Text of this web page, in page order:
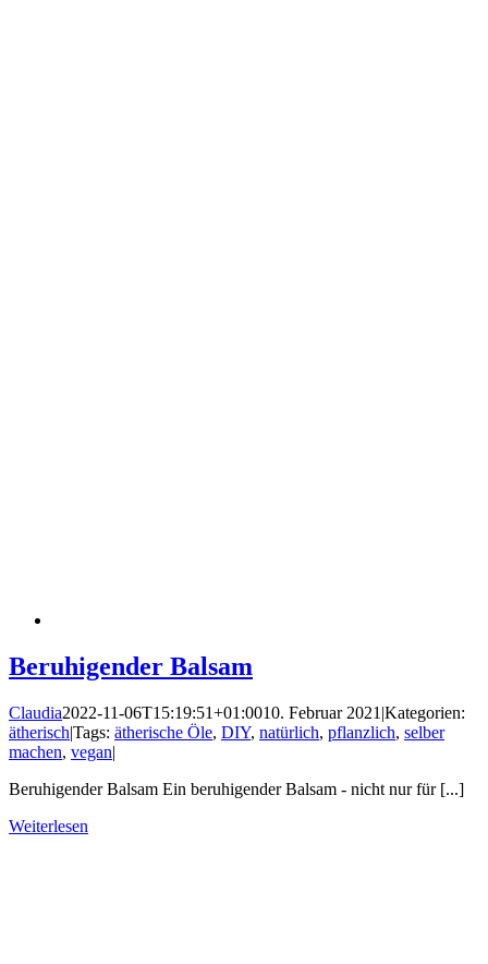
Beruhigender Balsam
Claudia2022-11-06T15:19:51+01:0010. Februar 2021 |Kategorien:
ätherisch|Tags: ätherische Öle, DIY, natürlich, pflanzlich, selber
machen, vegan|
Beruhigender Balsam Ein beruhigender Balsam - nicht nur für [...]
Weiterlesen